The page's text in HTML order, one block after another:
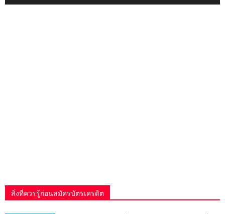
สิ่งที่ควรรู้ก่อนสมัครบัตรเครดิต